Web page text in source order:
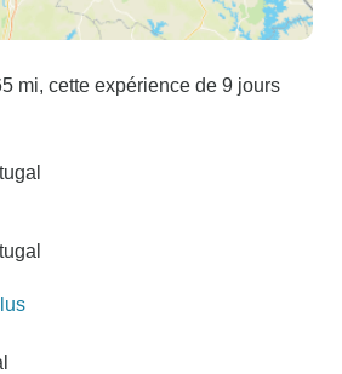
mi, cette expérience de 9 jours